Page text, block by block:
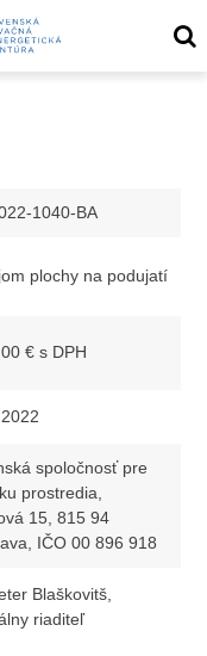
1040-BA
plochy na podujatí
€ s DPH
spoločnosť pre
prostredia,
15, 815 94
IČO 00 896 918
Blaškovitš,
riaditeľ